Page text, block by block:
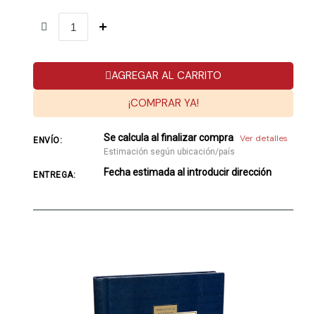
AGREGAR AL CARRITO
¡COMPRAR YA!
ENVÍO: Se calcula al finalizar compra Ver detalles
Estimación según ubicación/país
ENTREGA: Fecha estimada al introducir dirección